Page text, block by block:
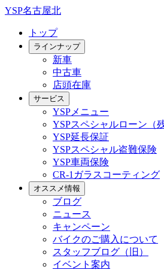
YSP名古屋北
トップ
ラインナップ
新車
中古車
店頭在庫
サービス
YSPメニュー
YSPスペシャルローン（
YSP延長保証
YSPスペシャル盗難保険
YSP車両保険
CR-1ガラスコーティング
オススメ情報
ブログ
ニュース
キャンペーン
バイクのご購入について
スタッフブログ（旧）
イベント案内